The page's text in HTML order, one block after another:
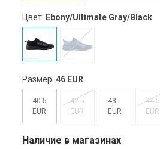
Цвет: Ebony/Ultimate Gray/Black
Размер:46 EUR
40.5
EUR
42.5
EUR
43
EUR
44.5
EUR
Наличие в магазинах